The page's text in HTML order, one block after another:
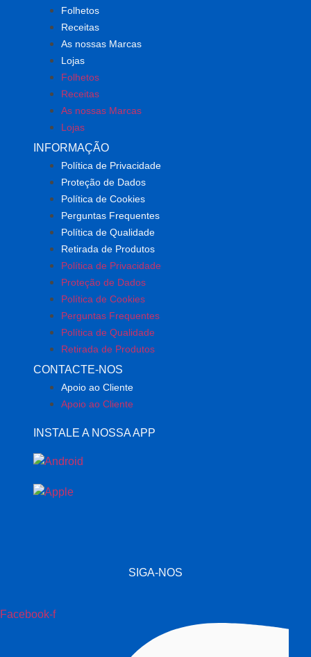
Folhetos
Receitas
As nossas Marcas
Lojas
Folhetos
Receitas
As nossas Marcas
Lojas
INFORMAÇÃO
Política de Privacidade
Proteção de Dados
Política de Cookies
Perguntas Frequentes
Política de Qualidade
Retirada de Produtos
Política de Privacidade
Proteção de Dados
Política de Cookies
Perguntas Frequentes
Política de Qualidade
Retirada de Produtos
CONTACTE-NOS
Apoio ao Cliente
Apoio ao Cliente
INSTALE A NOSSA APP
SIGA-NOS
Facebook-f